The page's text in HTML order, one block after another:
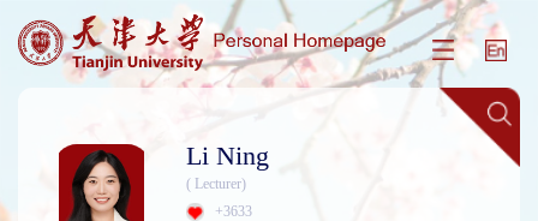
Li Ning
( Lecturer)
+3633